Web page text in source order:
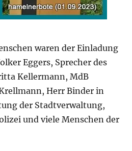
waren der Einladung
Eggers, Sprecher des
Kellermann, MdB
Herr Binder in
der Stadtverwaltung,
und viele Menschen der